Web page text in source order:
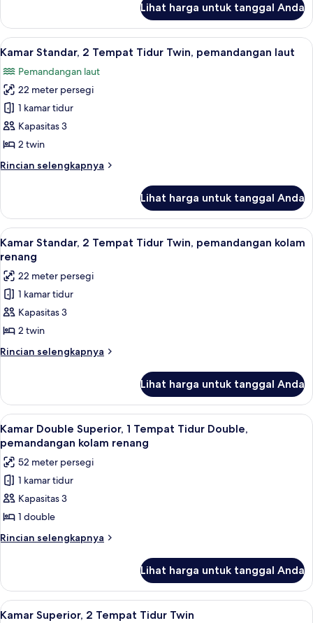
pemandangan
laut
Kamar
Double
Standar,
Tempat
Tidur
Double,
pemandangan
laut
Lihat harga untuk tanggal Anda
Lihat
semua
foto
untuk
Kamar
Standar,
2
Tidur
laut
Minibar, brankas, setrika/meja
13
Kamar Standar, 2 Tempat Tidur Twin, pemandangan laut
Pemandangan laut
22 meter persegi
1 kamar tidur
Kapasitas 3
2 twin
Rincian selengkapnya
Rincian
Kamar
Standar,
2
Tempat
Twin,
pemandangan
laut
Lihat harga untuk tanggal Anda
Lihat
semua
foto
untuk
Kamar
Standar,
2
Tempat
pemandangan
kolam
renang
Minibar, brankas, setrika/meja
14
Kamar Standar, 2 Tempat Tidur Twin, pemandangan kolam
renang
22 meter persegi
1 kamar tidur
Kapasitas 3
2 twin
Rincian selengkapnya
Rincian
Kamar
Standar,
2
Tempat
Tidur
Twin,
pemandangan
kolam
renang
Lihat harga untuk tanggal Anda
Lihat
semua
foto
untuk
Kamar
Double
Superior,
1
Double,
pemandangan
kolam
Minibar, brankas, setrika/meja
12
Kamar Double Superior, 1 Tempat Tidur Double,
pemandangan kolam renang
52 meter persegi
1 kamar tidur
Kapasitas 3
1 double
Rincian selengkapnya
Rincian
Kamar
Double
Superior,
Lihat harga untuk tanggal Anda
Lihat
Minibar, brankas, setrika/meja
16
Kamar Superior, 2 Tempat Tidur Twin